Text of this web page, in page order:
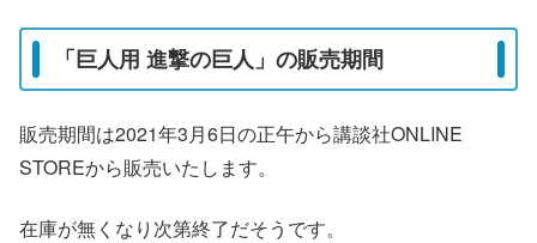
「巨人用 進撃の巨人」の販売期間
販売期間は2021年3月6日の正午から講談社ONLINE
STOREから販売いたします。
在庫が無くなり次第終了だそうです。